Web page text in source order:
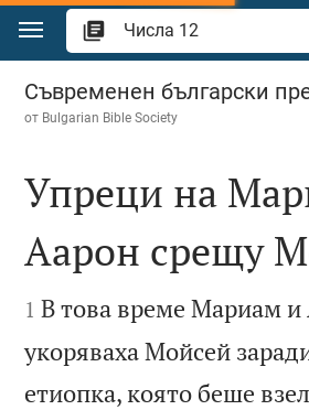
Преминете към съдържанието
Числа 12
Съвременен български
от Bulgarian Bible Society

Упреци на
Аарон срещу

1 В това време Мариам и
укоряваха Мойсей
етиопка, която беше